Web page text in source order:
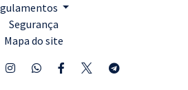
Segurança
Mapa do site